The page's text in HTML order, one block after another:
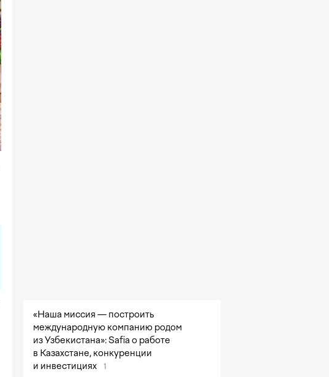
«Наша миссия — построить
международную компанию родом
из Узбекистана»: Safia о работе
в Казахстане, конкуренции
и инвестициях
1